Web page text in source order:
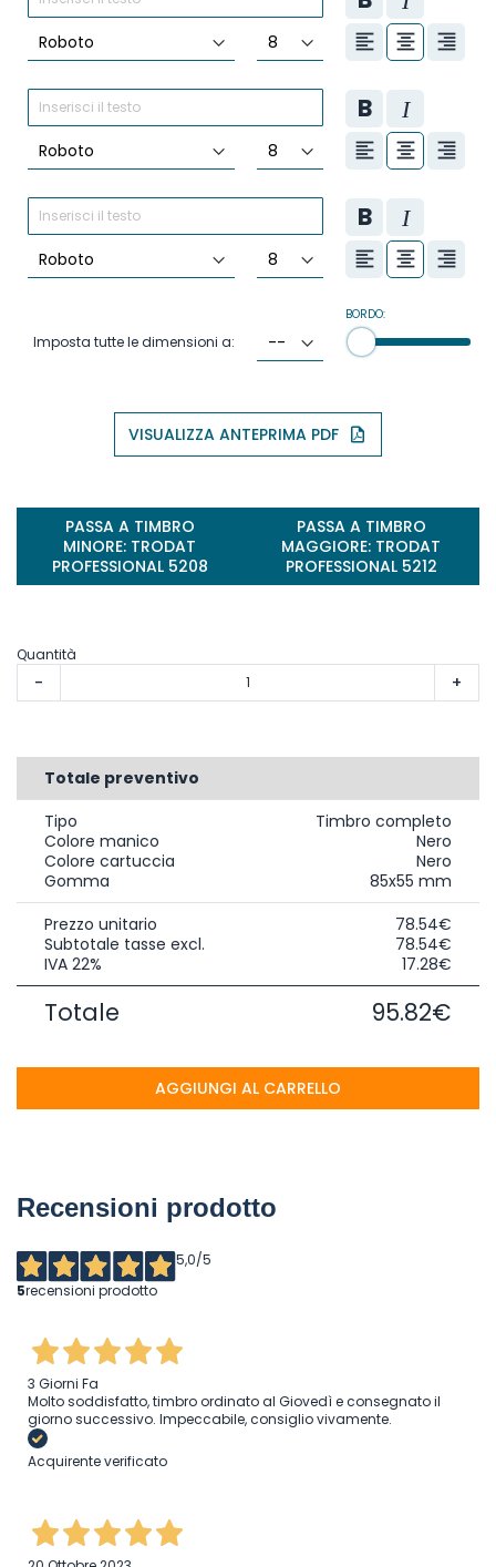
Imposta tutte le dimensioni a:
BORDO:
VISUALIZZA ANTEPRIMA PDF
PASSA A TIMBRO
MINORE: TRODAT
PROFESSIONAL 5208
PASSA A TIMBRO
MAGGIORE: TRODAT
PROFESSIONAL 5212
Recensioni prodotto
5,0/5
5recensioni prodotto
3 Giorni Fa
Molto soddisfatto, timbro ordinato al Giovedì e consegnato il
giorno successivo. Impeccabile, consiglio vivamente.
Acquirente verificato
Quantità
- +
Totale preventivo
Tipo
Timbro completo
Colore manico
Nero
Colore cartuccia
Nero
Gomma
85x55 mm
Prezzo unitario
78.54€
Subtotale tasse excl.
78.54€
IVA 22%
17.28€
Totale 95.82€
AGGIUNGI AL CARRELLO